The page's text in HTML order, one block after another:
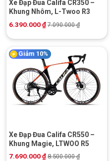
Xe Đạp Đua Califa CR350 –
Khung Nhôm, L-Twoo R3
6.390.000₫ 7.090.000₫
Giảm 10%
Xe Đạp Đua Califa CR550 –
Khung Magie, LTWOO R5
7.690.000₫ 8.500.000₫